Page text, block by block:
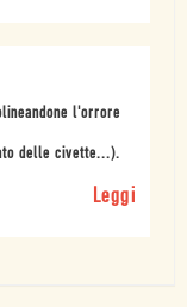
l'orrore
delle civette...).
Leggi